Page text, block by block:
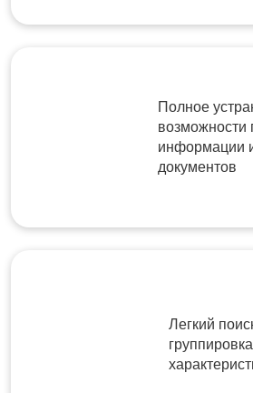
Полное
возможности
информации
документов
Легкий